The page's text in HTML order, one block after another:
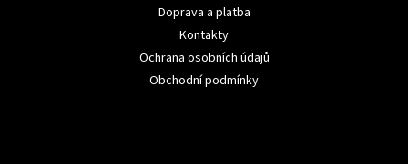
Doprava a platba
Kontakty
Ochrana osobních údajů
Obchodní podmínky